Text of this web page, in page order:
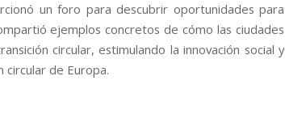
un foro para descubrir oportunidades para
ejemplos concretos de cómo las ciudades
circular, estimulando la innovación social y
circular de Europa.